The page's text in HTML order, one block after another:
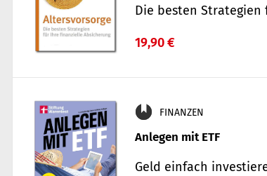
Die besten
19,90 €
FINANZEN
Anlegen mit ETF
Geld einfach